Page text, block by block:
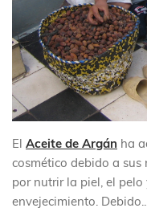
El Aceite de Argán ha
cosmético debido a
por nutrir la piel, el
envejecimiento.